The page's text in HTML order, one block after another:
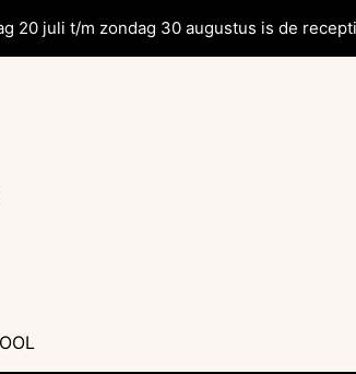
20 juli t/m zondag 30 augustus is de